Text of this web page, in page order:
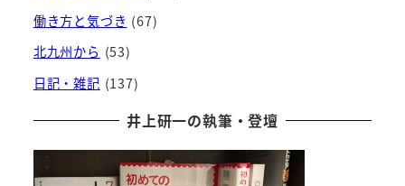
働き方と気づき (67)
北九州から (53)
日記・雑記 (137)
井上研一の執筆・登壇